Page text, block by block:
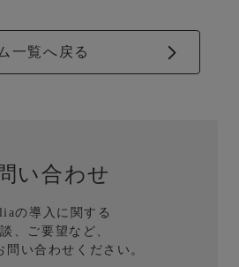
一覧へ戻る
い合わせ
の導入に関する
、ご要望など、
問い合わせください。